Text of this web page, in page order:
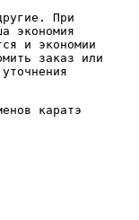
При
экономия
и экономии
заказ или
каратэ